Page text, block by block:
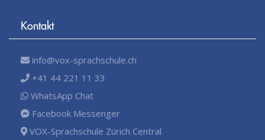
Kontakt
info@vox-sprachschule.ch
+41 44 221 11 33
WhatsApp Chat
Facebook Messenger
VOX-Sprachschule Zürich Central